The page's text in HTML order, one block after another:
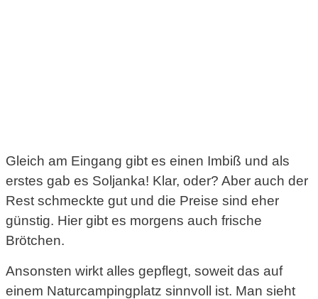
Gleich am Eingang gibt es einen Imbiß und als
erstes gab es Soljanka! Klar, oder? Aber auch der
Rest schmeckte gut und die Preise sind eher
günstig. Hier gibt es morgens auch frische
Brötchen.
Ansonsten wirkt alles gepflegt, soweit das auf
einem Naturcampingplatz sinnvoll ist. Man sieht